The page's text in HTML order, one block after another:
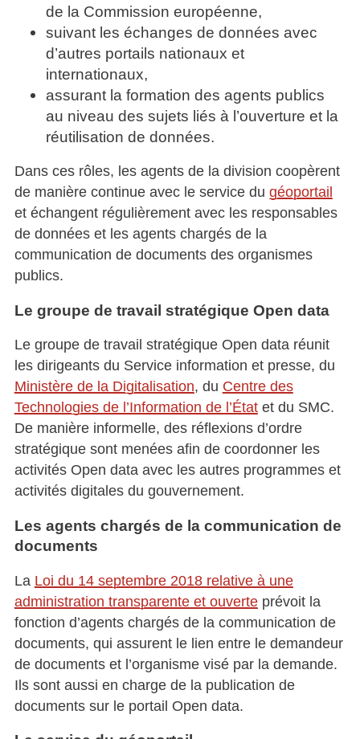
de la Commission européenne,
suivant les échanges de données avec
d’autres portails nationaux et
internationaux,
assurant la formation des agents publics
au niveau des sujets liés à l’ouverture et la
réutilisation de données.
Dans ces rôles, les agents de la division coopèrent
de manière continue avec le service du géoportail
et échangent régulièrement avec les responsables
de données et les agents chargés de la
communication de documents des organismes
publics.
Le groupe de travail stratégique Open data
Le groupe de travail stratégique Open data réunit
les dirigeants du Service information et presse, du
Ministère de la Digitalisation, du Centre des
Technologies de l’Information de l’Étatet du SMC.
De manière informelle, des réflexions d’ordre
stratégique sont menées afin de coordonner les
activités Open data avec les autres programmes et
activités digitales du gouvernement.
Les agents chargés de la communication de
documents
La Loi du 14 septembre 2018 relative à une
administration transparente et ouverteprévoit la
fonction d’agents chargés de la communication de
documents, qui assurent le lien entre le demandeur
de documents et l’organisme visé par la demande.
Ils sont aussi en charge de la publication de
documents sur le portail Open data.